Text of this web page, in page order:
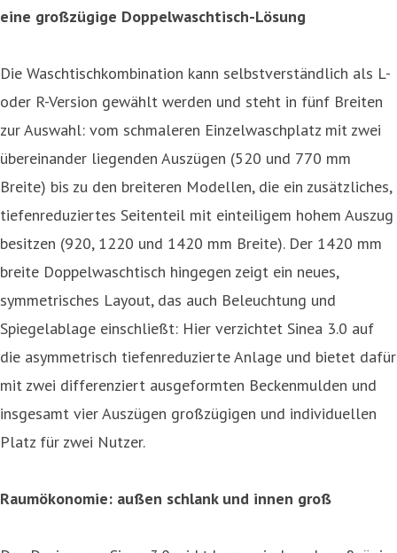
eine großzügige Doppelwaschtisch-Lösung
Die Waschtischkombination kann selbstverständlich als L-
oder R-Version gewählt werden und steht in fünf Breiten
zur Auswahl: vom schmaleren Einzelwaschplatz mit zwei
übereinander liegenden Auszügen (520 und 770 mm
Breite) bis zu den breiteren Modellen, die ein zusätzliches,
tiefenreduziertes Seitenteil mit einteiligem hohem Auszug
besitzen (920, 1220 und 1420 mm Breite). Der 1420 mm
breite Doppelwaschtisch hingegen zeigt ein neues,
symmetrisches Layout, das auch Beleuchtung und
Spiegelablage einschließt: Hier verzichtet Sinea 3.0 auf
die asymmetrisch tiefenreduzierte Anlage und bietet dafür
mit zwei differenziert ausgeformten Beckenmulden und
insgesamt vier Auszügen großzügigen und individuellen
Platz für zwei Nutzer.
Raumökonomie: außen schlank und innen groß